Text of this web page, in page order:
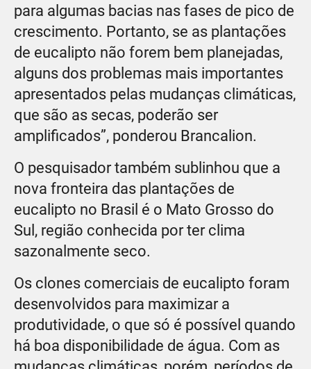
para algumas bacias nas fases de pico de
crescimento. Portanto, se as plantações
de eucalipto não forem bem planejadas,
alguns dos problemas mais importantes
apresentados pelas mudanças climáticas,
que são as secas, poderão ser
amplificados”, ponderou Brancalion.
O pesquisador também sublinhou que a
nova fronteira das plantações de
eucalipto no Brasil é o Mato Grosso do
Sul, região conhecida por ter clima
sazonalmente seco.
Os clones comerciais de eucalipto foram
desenvolvidos para maximizar a
produtividade, o que só é possível quando
há boa disponibilidade de água. Com as